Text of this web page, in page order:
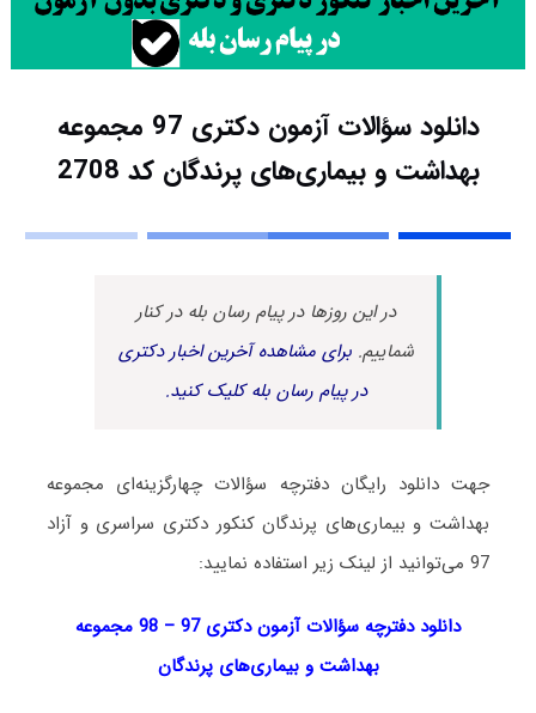
دانلود سؤالات آزمون دکتری 97 مجموعه
بهداشت و بیماری‌های پرندگان کد 2708
در این روزها در پیام رسان بله در کنار
شماییم.برای مشاهده آخرین اخبار دکتری
در پیام رسان بله کلیک کنید.
جهت دانلود رایگان دفترچه سؤالات چهارگزینه‌ای مجموعه
بهداشت و بیماری‌های پرندگان کنکور دکتری سراسری و آزاد
97 می‌توانید از لینک زیر استفاده نمایید:
دانلود دفترچه سؤالات آزمون دکتری 97 – 98 مجموعه
بهداشت و بیماری‌های پرندگان